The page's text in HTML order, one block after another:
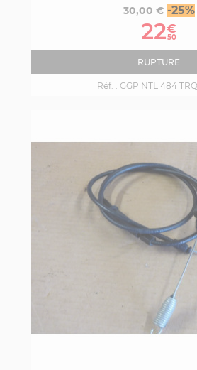
Prix
base
30,00 € -25%
22€
50
RUPTURE
Réf. : GGP NTL 484 TRQ